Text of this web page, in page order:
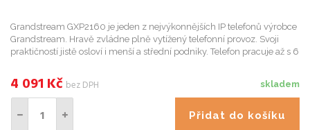
Grandstream GXP2160 je jeden z nejvýkonnějších IP telefonů výrobce
Grandstream. Hravě zvládne plně vytížený telefonní provoz. Svoji
praktičností jistě osloví i menší a střední podniky. Telefon pracuje až s 6
skladem
4 091 Kč bez DPH
Přidat do košíku